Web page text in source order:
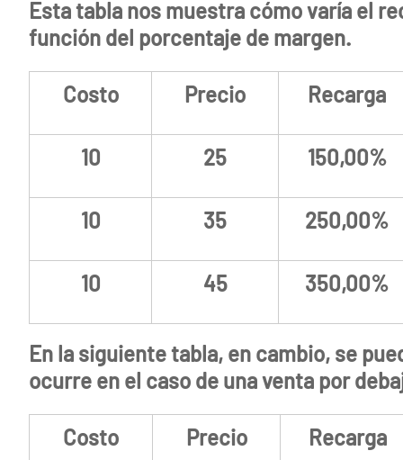
Esta tabla nos muestra cómo varía el
función del porcentaje de margen.
Costo Precio Recarga
10 25 150,00%
10 35 250,00%
10 45 350,00%
En la siguiente tabla, en cambio, se
ocurre en el caso de una venta por
Costo Precio Recarga